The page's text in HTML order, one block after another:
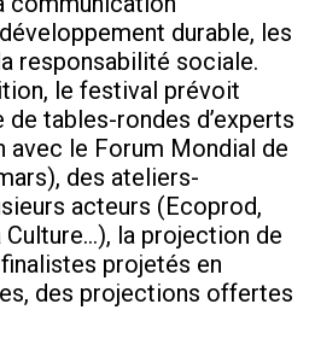
durable, les
responsabilité sociale.
le festival prévoit
tables-rondes d’experts
avec le Forum Mondial de
des ateliers-
acteurs (Ecoprod,
la projection de
projetés en
des projections offertes